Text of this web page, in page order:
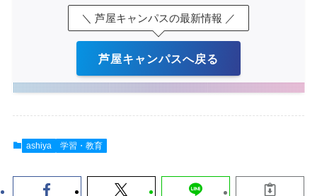
＼ 芦屋キャンパスの最新情報 ／
芦屋キャンパスへ戻る
ashiya 学習・教育